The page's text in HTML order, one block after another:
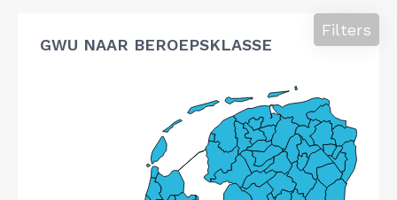
GWU NAAR BEROEPSKLASSE
Filters